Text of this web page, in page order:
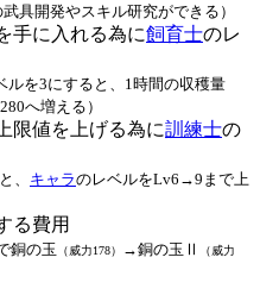
具開発やスキル研究ができる）
手に入れる為に飼育士のレ
ルを3にすると、1時間の収穫量
へ増える）
限値を上げる為に訓練士の
、 キャラのレベルをLv6→9まで上
る費用
銅の玉 （威力178） →銅の玉Ⅱ
（威力